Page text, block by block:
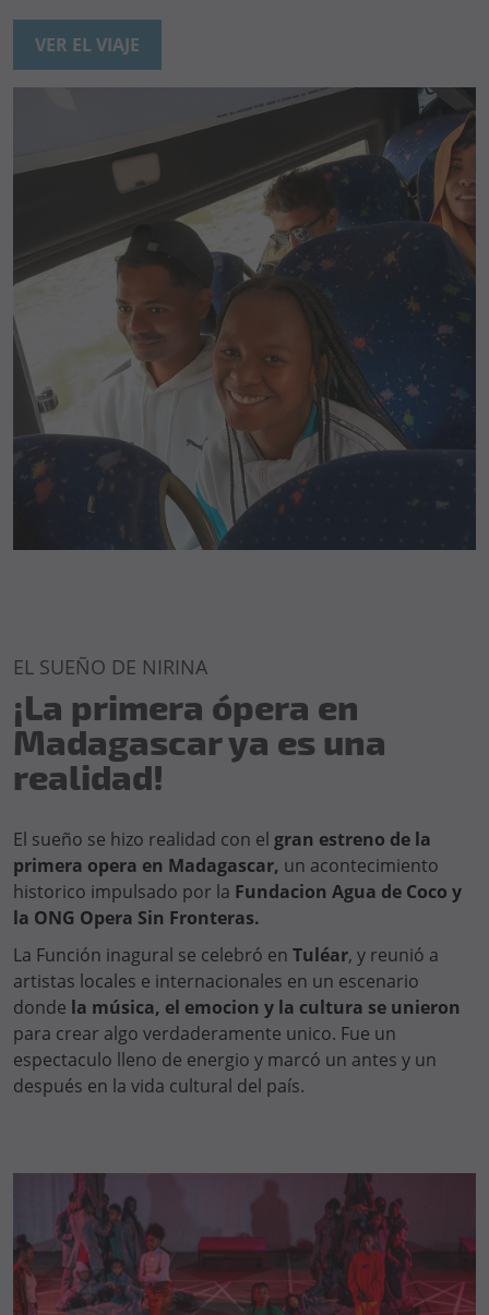
VER EL VIAJE
EL SUEÑO DE NIRINA
¡La primera ópera en
Madagascar ya es una
realidad!
El sueño se hizo realidad con el gran estreno de la
primera opera en Madagascar, un acontecimiento
historico impulsado por la Fundacion Agua de Coco y
la ONG Opera Sin Fronteras.
La Función inagural se celebró en Tuléar, y reunió a
artistas locales e internacionales en un escenario
donde la música, el emocion y la cultura se unieron
para crear algo verdaderamente unico. Fue un
espectaculo lleno de energio y marcó un antes y un
después en la vida cultural del país.